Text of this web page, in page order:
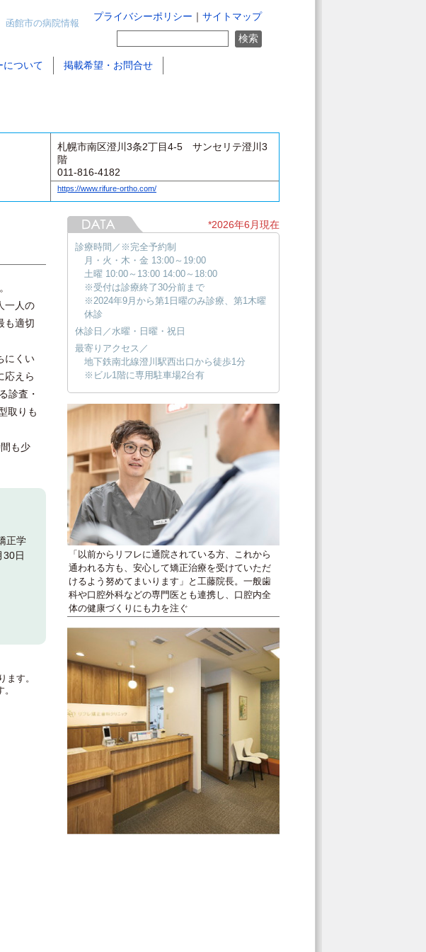
プライバシーポリシー サイトマップ
函館市の病院情報
について
掲載希望・お問合せ
札幌市南区澄川3条2丁目4-5 サンセリテ澄川3
階
011-816-4182
https://www.rifure-ortho.com/
一人の
も適切
にくい
応えら
診査・
取りも
も少
正学
30日
ます。
*2026年6月現在
診療時間／※完全予約制
月・火・木・金 13:00～19:00
土曜 10:00～13:00 14:00～18:00
※受付は診療終了30分前まで
※2024年9月から第1日曜のみ診療、第1木曜
休診
休診日／水曜・日曜・祝日
最寄りアクセス／
地下鉄南北線澄川駅西出口から徒歩1分
※ビル1階に専用駐車場2台有
「以前からリフレに通院されている方、これから
通われる方も、安心して矯正治療を受けていただ
けるよう努めてまいります」と工藤院長。一般歯
科や口腔外科などの専門医とも連携し、口腔内全
体の健康づくりにも力を注ぐ